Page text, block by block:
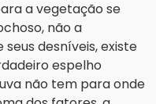
a vegetação se
não a
desníveis, existe
espelho
não tem para onde